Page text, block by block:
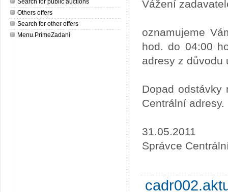
Others offers
Search for other offers
Menu.PrimeZadani
Vážení
oznamujeme
hod. do 04:00
adresy z důvodu
Dopad odstávky
Centrální adresy.
31.05.2011
Správce